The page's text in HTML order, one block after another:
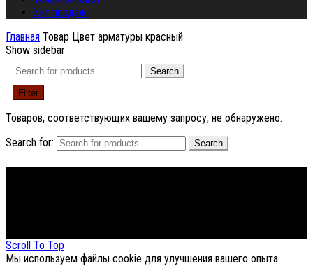
Хит продаж
Главная Товар Цвет арматуры красный
Show sidebar
Search
Filter
Товаров, соответствующих вашему запросу, не обнаружено.
Search for:
Search
Scroll To Top
Мы используем файлы cookie для улучшения вашего опыта